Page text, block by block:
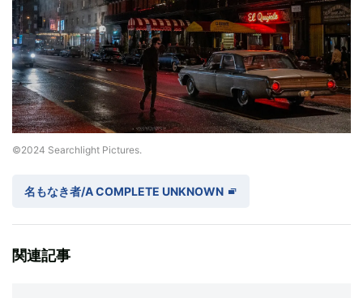
©2024 Searchlight Pictures.
名もなき者/A COMPLETE UNKNOWN
関連記事